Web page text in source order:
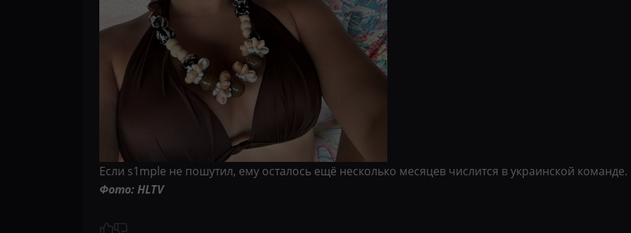
Если s1mple не пошутил, ему осталось ещё несколько месяцев числится в украинской команде.
Фото: HLTV